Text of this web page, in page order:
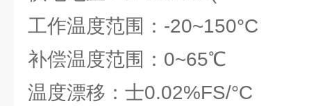
工作温度范围：-20~150°C
补偿温度范围：0~65℃
温度漂移：士0.02%FS/°C